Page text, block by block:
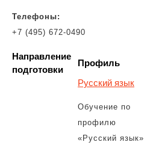
Телефоны:
+7 (495) 672-0490
Направление
подготовки
Профиль
Русский язык
Обучение по
профилю
«Русский язык»